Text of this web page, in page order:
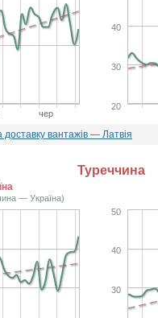
чер
20
30
40
доставку вантажів — Латвія
Туреччина
— Україна)
30
40
50